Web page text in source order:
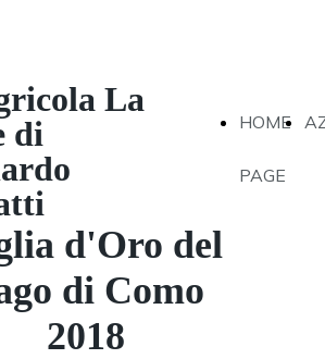
HOME
PAGE
La
di
d'Oro del
di Como
2018